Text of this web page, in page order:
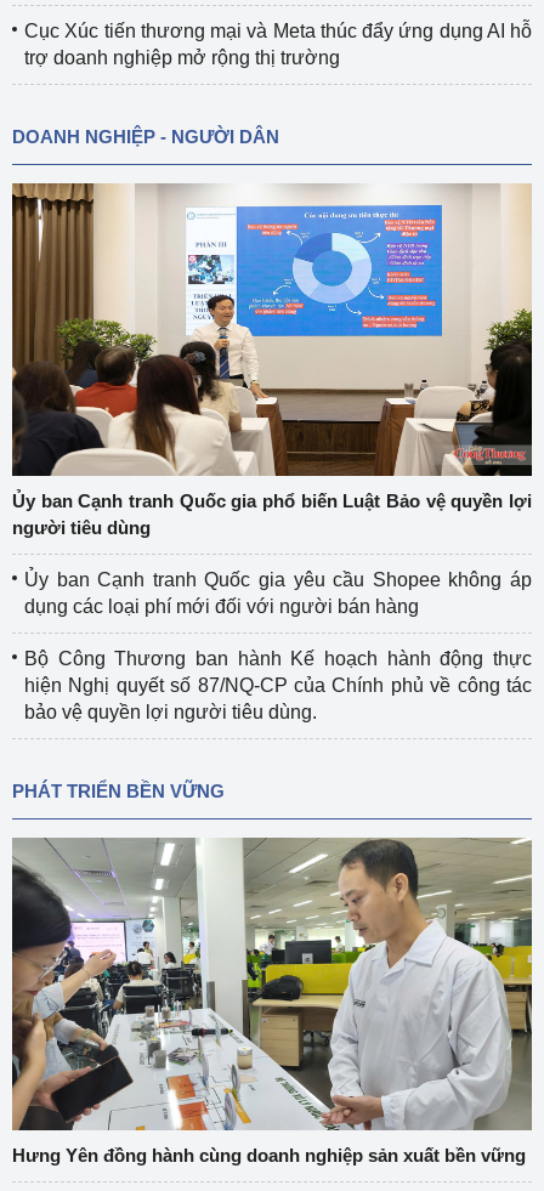
Cục Xúc tiến thương mại và Meta thúc đẩy ứng dụng AI hỗ
trợ doanh nghiệp mở rộng thị trường
DOANH NGHIỆP - NGƯỜI DÂN
Ủy ban Cạnh tranh Quốc gia phổ biến Luật Bảo vệ quyền lợi
người tiêu dùng
Ủy ban Cạnh tranh Quốc gia yêu cầu Shopee không áp
dụng các loại phí mới đối với người bán hàng
Bộ Công Thương ban hành Kế hoạch hành động thực
hiện Nghị quyết số 87/NQ-CP của Chính phủ về công tác
bảo vệ quyền lợi người tiêu dùng.
PHÁT TRIỂN BỀN VỮNG
Hưng Yên đồng hành cùng doanh nghiệp sản xuất bền vững